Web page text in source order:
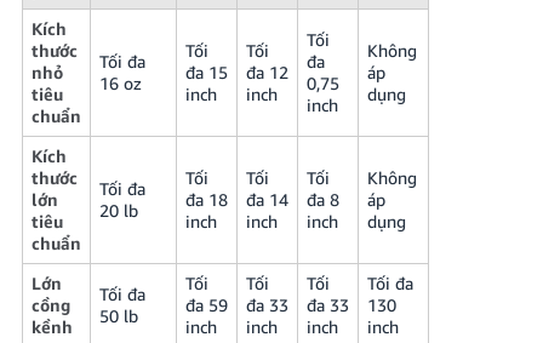
Kích
thước
nhỏ
tiêu
chuẩn
Tối đa
16 oz
Tối
đa 15
inch
Tối
đa 12
inch
Tối
đa
0,75
inch
Không
áp
dụng
Kích
thước
lớn
tiêu
chuẩn
Tối đa
20 lb
Tối
đa 18
inch
Tối
đa 14
inch
Tối
đa 8
inch
Không
áp
dụng
Lớn
cồng
kềnh
Tối đa
50 lb
Tối
đa 59
inch
Tối
đa 33
inch
Tối
đa 33
inch
Tối đa
130
inch